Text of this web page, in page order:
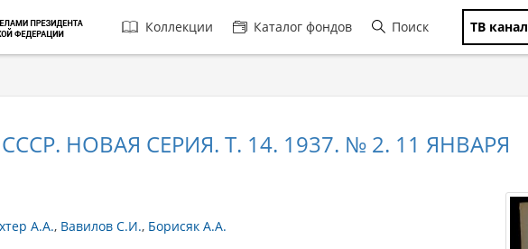
Главная
навигация
Коллекции Каталог фондов Поиск ТВ канал
НОВАЯ СЕРИЯ. Т. 14. 1937. № 2. 11 ЯНВАРЯ
А.А. Вавилов С.И. Борисяк А.А.